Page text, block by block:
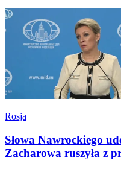
Rosja
Słowa Nawrockiego
Zacharowa ruszyła z